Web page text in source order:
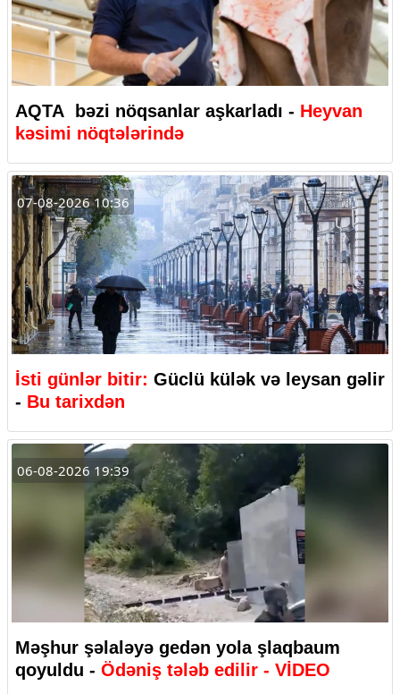
AQTA bəzi nöqsanlar aşkarladı - Heyvan
kəsimi nöqtələrində
07-08-2026 10:36
İsti günlər bitir: Güclü külək və leysan gəlir
- Bu tarixdən
06-08-2026 19:39
Məşhur şəlaləyə gedən yola şlaqbaum
qoyuldu - Ödəniş tələb edilir - VİDEO